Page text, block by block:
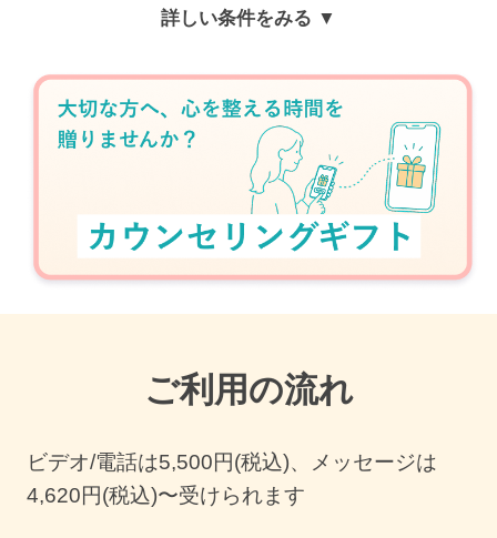
詳しい条件をみる ▼
ご利用の流れ
ビデオ/電話は5,500円(税込)、メッセージは
4,620円(税込)〜受けられます